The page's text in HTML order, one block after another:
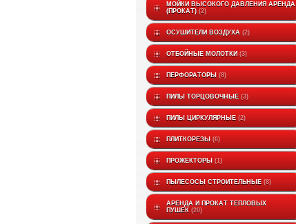
МОЙКИ ВЫСОКОГО ДАВЛЕНИЯ АРЕНДА
(ПРОКАТ) 2
ОСУШИТЕЛИ ВОЗДУХА 2
ОТБОЙНЫЕ МОЛОТКИ 3
ПЕРФОРАТОРЫ 8
ПИЛЫ ТОРЦОВОЧНЫЕ 3
ПИЛЫ ЦИРКУЛЯРНЫЕ 2
ПЛИТКОРЕЗЫ 6
ПРОЖЕКТОРЫ 1
ПЫЛЕСОСЫ СТРОИТЕЛЬНЫЕ 8
АРЕНДА И ПРОКАТ ТЕПЛОВЫХ
ПУШЕК 20